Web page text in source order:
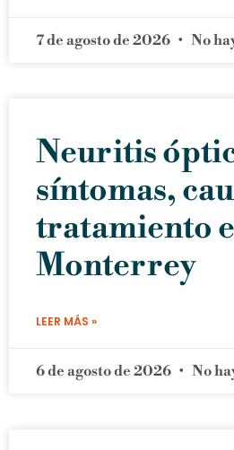
7 de agosto de 2026 No
Neuritis
síntomas,
tratamiento
Monterrey
LEER MÁS »
6 de agosto de 2026 No